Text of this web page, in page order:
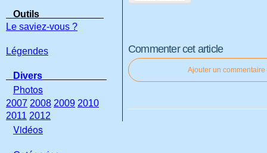
Commenter cet article
Ajouter un commentaire
Outils
Le saviez-vous ?
Légendes
Divers
Photos
2007 2008 2009 2010
2011 2012
Vidéos